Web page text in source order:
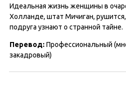
Идеальная жизнь женщины в
Холланде, штат Мичиган, рушится,
подруга узнают о странной тайне.
Перевод: Профессиональный
закадровый)